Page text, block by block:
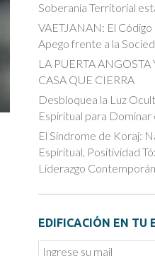
Soberanía Territorial
VAETJANAN: El Código
Apego frente a la
LA PUERTA
CASA QUE CIERRA
Desbloquea la Luz
Espiritual para Dominar
El Síndrome de Koraj:
Espiritual, Positividad
Liderazgo
EDIFICACIÓN EN TU
Email